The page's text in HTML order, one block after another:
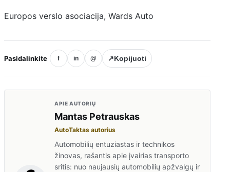
Europos verslo asociacija, Wards Auto
Pasidalinkite f in @ ↗Kopijuoti
APIE AUTORIŲ
Mantas Petrauskas
AutoTaktas autorius
Automobilių entuziastas ir technikos
žinovas, rašantis apie įvairias transporto
sritis: nuo naujausių automobilių apžvalgų ir